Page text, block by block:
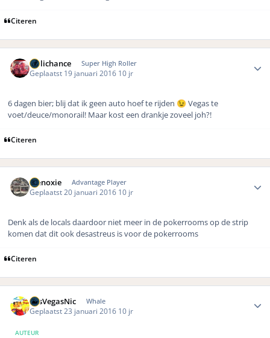
Citeren
Hillichance Super High Roller
Geplaatst 19 januari 2016 10 jr
6 dagen bier; blij dat ik geen auto hoef te rijden 😉 Vegas te
voet/deuce/monorail! Maar kost een drankje zoveel joh?!
Citeren
menoxie Advantage Player
Geplaatst20 januari 2016 10 jr
Denk als de locals daardoor niet meer in de pokerrooms op de strip
komen dat dit ook desastreus is voor de pokerrooms
Citeren
LasVegasNic Whale
Geplaatst 23 januari 2016 10 jr
AUTEUR